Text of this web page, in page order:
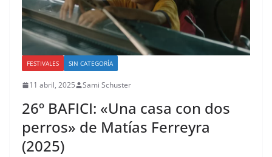
FESTIVALES SIN CATEGORÍA
11 abril, 2025 Sami Schuster
26º BAFICI: «Una casa con dos
perros» de Matías Ferreyra
(2025)